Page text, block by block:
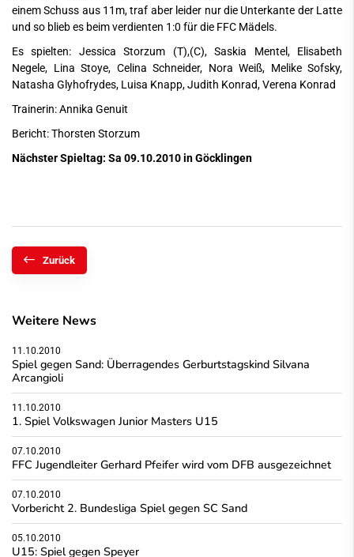
einem Schuss aus 11m, traf aber leider nur die Unterkante der Latte
und so blieb es beim verdienten 1:0 für die FFC Mädels.
Es spielten: Jessica Storzum (T),(C), Saskia Mentel, Elisabeth
Negele, Lina Stoye, Celina Schneider, Nora Weiß, Melike Sofsky,
Natasha Glyhofrydes, Luisa Knapp, Judith Konrad, Verena Konrad
Trainerin: Annika Genuit
Bericht: Thorsten Storzum
Nächster Spieltag: Sa 09.10.2010 in Göcklingen
Zurück
Weitere News
11.10.2010
Spiel gegen Sand: Überragendes Gerburtstagskind Silvana
Arcangioli
11.10.2010
1. Spiel Volkswagen Junior Masters U15
07.10.2010
FFC Jugendleiter Gerhard Pfeifer wird vom DFB ausgezeichnet
07.10.2010
Vorbericht 2. Bundesliga Spiel gegen SC Sand
05.10.2010
U15: Spiel gegen Speyer